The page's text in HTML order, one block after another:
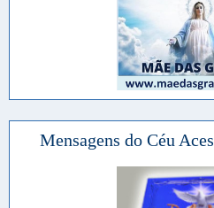
Mensagens do Céu